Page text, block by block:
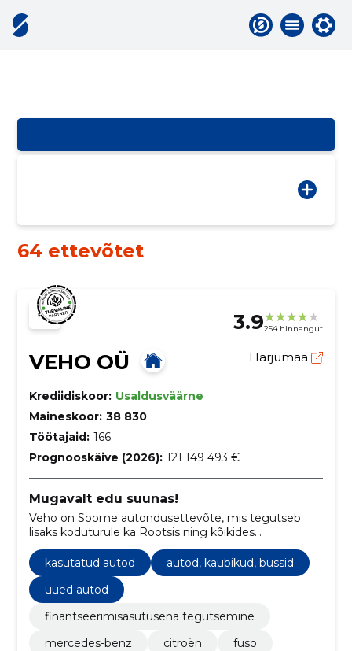
64 ettevõtet
3.9254 hinnangut
VEHO OÜ Harjumaa
Krediidiskoor: Usaldusväärne
Maineskoor: 38 830
Töötajaid: 166
Prognooskäive (2026): 121 149 493 €
Mugavalt edu suunas!
Veho on Soome autondusettevõte, mis tegutseb
lisaks koduturule ka Rootsis ning kõikides
Baltimaades. Lisaks kõrgklassilistele autodele,
tahame me pakkuda ka uudseid lahendusi ja
professionaalset teenindust.
kasutatud autod
autod, kaubikud, bussid
uued autod
finantseerimisasutusena tegutsemine
mercedes-benz
citroën
fuso